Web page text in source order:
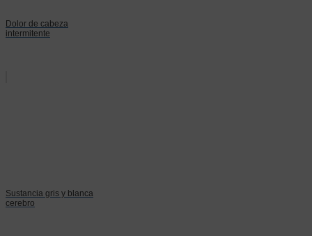
Dolor de cabeza
intermitente
Sustancia gris y blanca
cerebro